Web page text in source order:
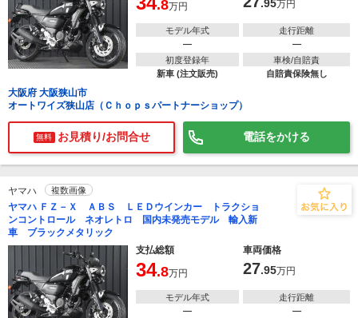
.8万円 .95万円
モデル年式
―
走行距離
―
初度登録年
新車 (注文販売)
車検/自賠責
自賠責保険無し
大阪府 大阪狭山市
オートワイズ狭山店（Ｃｈｏｐｓパートナーショップ）
無料 お見積り/お問合せ 電話をかける
ヤマハ 複数画像
ヤマハ ＦＺ－Ｘ ＡＢＳ ＬＥＤウインカー トラクショ
ンコントロール ネオレトロ 国内未発売モデル 輸入新
車 ブラックメタリック
支払総額
車両価格
34.8万円 27.95万円
モデル年式
―
走行距離
―